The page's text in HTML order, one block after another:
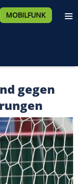
MOBILFUNK
gegen